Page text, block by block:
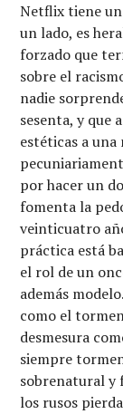
Netflix tiene
un lado, es
forzado que
sobre el
nadie
sesenta, y que
estéticas a
por hacer un
fomenta la
veinticuatro
práctica está
el rol de un
además
como el
desmesura
siempre
sobrenatural y
los rusos